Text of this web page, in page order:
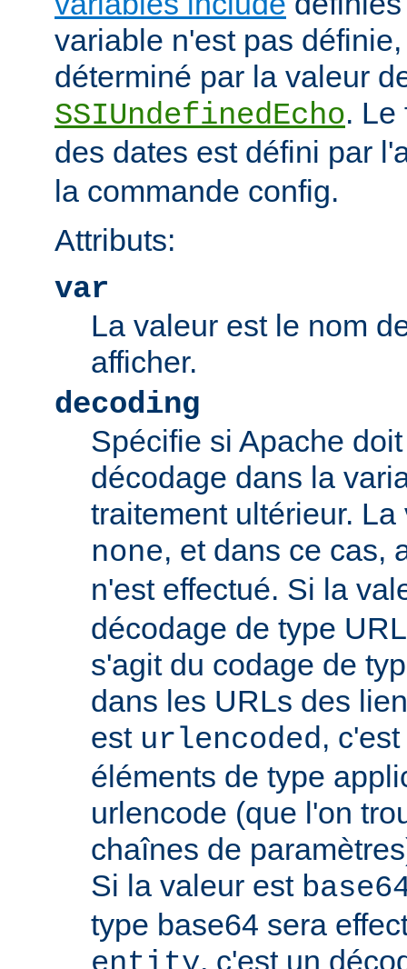
variable n'est pas
déterminé par la valeur
SSIUndefinedEcho. Le
des dates est défini par
la commande config.
Attributs:
var
La valeur est le nom
afficher.
decoding
Spécifie si Apache
décodage dans la
traitement ultérieur.
none, et dans ce cas,
n'est effectué. Si la
décodage de type
s'agit du codage de
dans les URLs des
est urlencoded,
éléments de type
urlencode (que l'on
chaînes de
Si la valeur est
type base64 sera
, c'est un